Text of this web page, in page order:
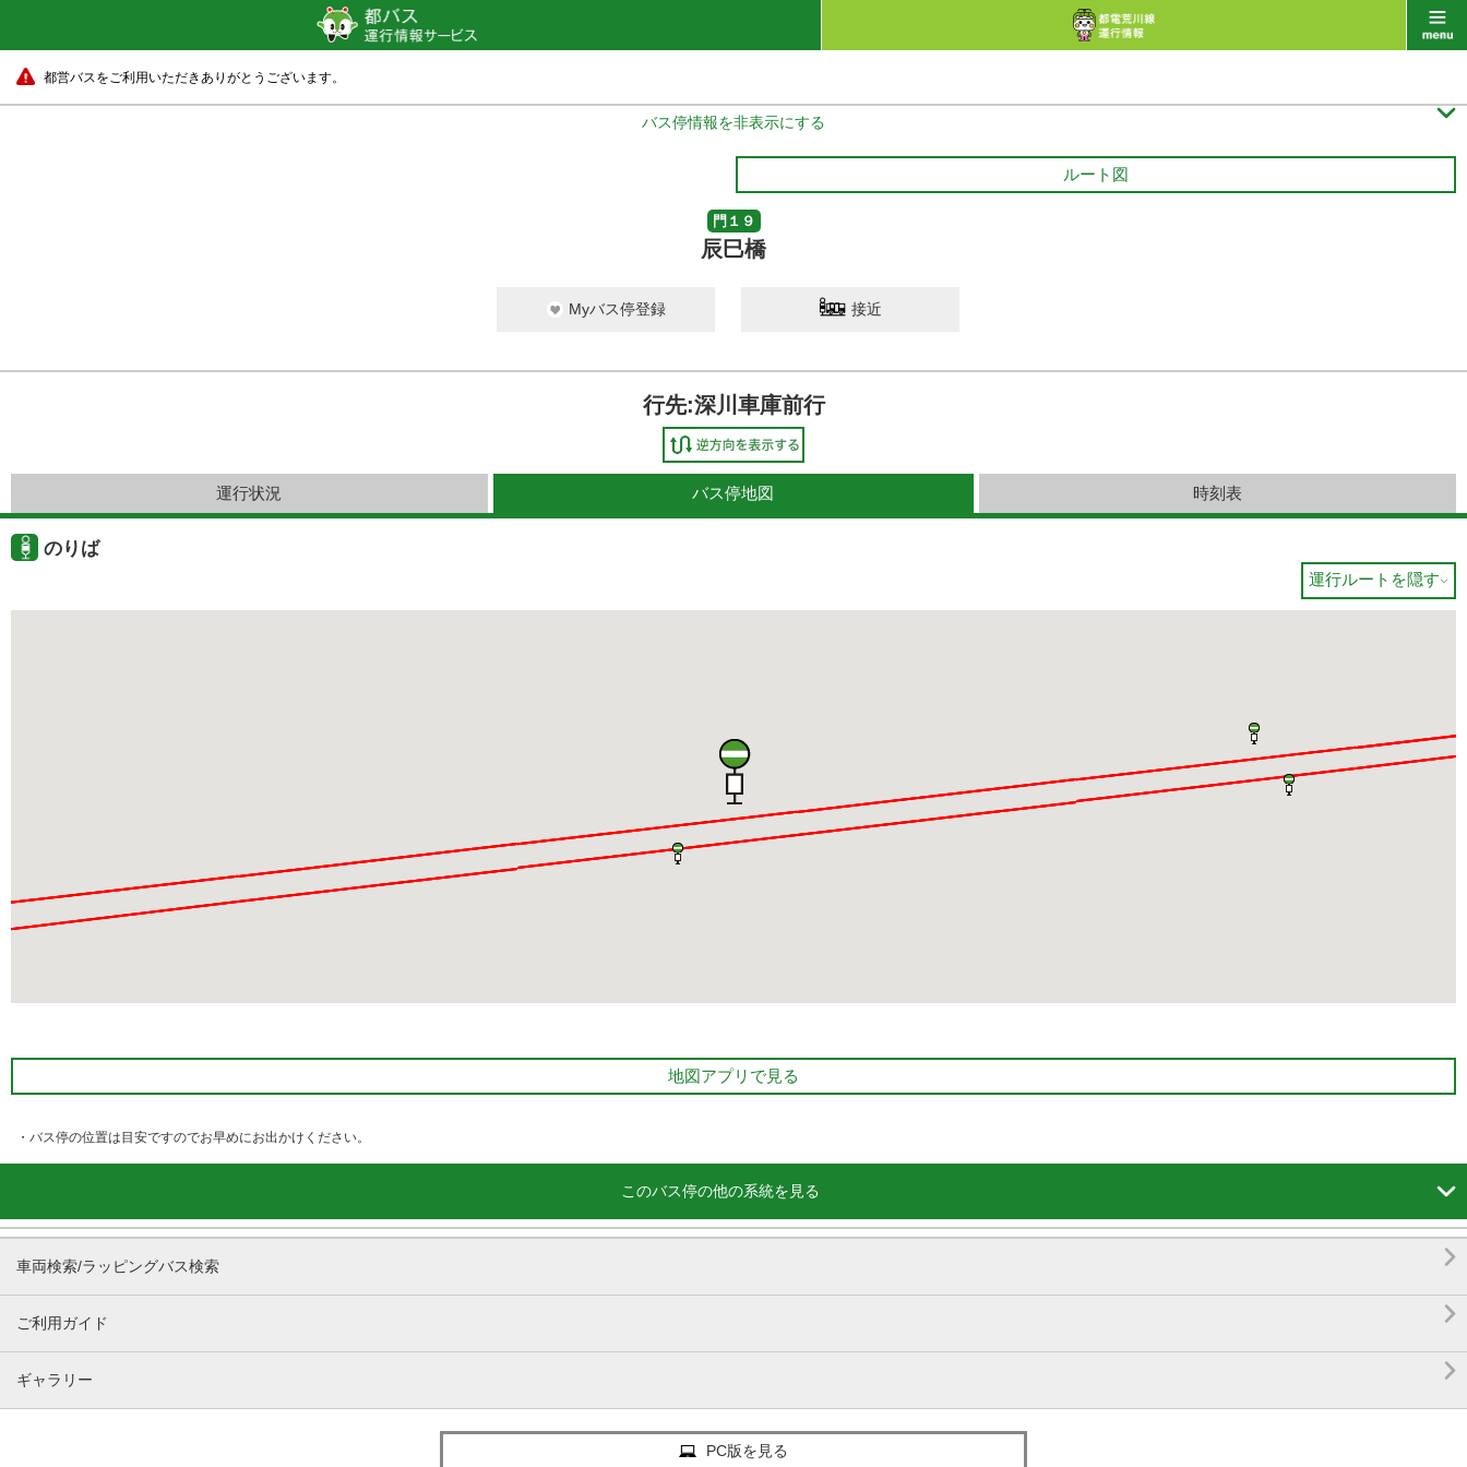
都営バスをご利用いただきありがとうございます。
バス停情報を非表示にする 
ルート図
門１９
辰巳橋
Myバス停登録 接近
行先:深川車庫前行
運行状況 バス停地図 時刻表
のりば
運行ルートを隠す
地図アプリで見る
・バス停の位置は目安ですのでお早めにお出かけください。
このバス停の他の系統を見る 
車両検索/ラッピングバス検索 
ご利用ガイド 
ギャラリー 
PC版を見る